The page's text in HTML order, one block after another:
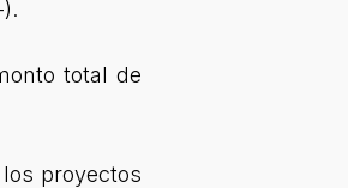
total de
proyectos